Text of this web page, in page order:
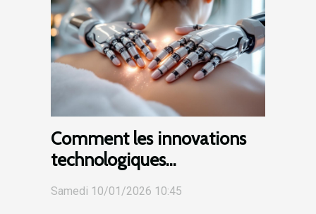
Comment les innovations
technologiques
transforment-elles le
secteur des massages ?
Samedi 10/01/2026 10:45